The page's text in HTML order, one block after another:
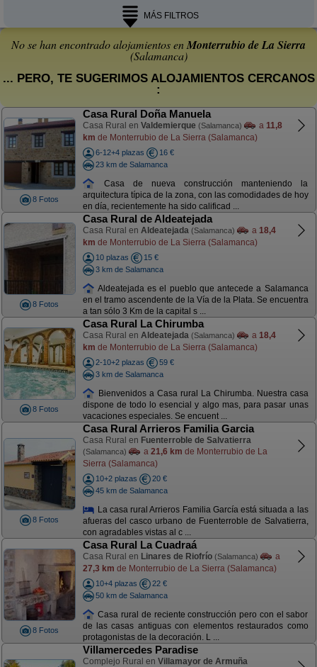
MÁS FILTROS
No se han encontrado alojamientos enMonterrubio de La Sierra
(Salamanca)
... PERO, TE SUGERIMOS ALOJAMIENTOS CERCANOS
:
8 Fotos
Casa Rural Doña Manuela
Casa Rural en Valdemierque (Salamanca) a 11,8
km de Monterrubio de La Sierra (Salamanca)
6-12+4 plazas
16 €
23 km de Salamanca
Casa de nueva construcción manteniendo la
arquitectura típica de la zona, con las comodidades de hoy
en día, recientemente ha sido calificad ...
8 Fotos
Casa Rural de Aldeatejada
Casa Rural en Aldeatejada (Salamanca) a 18,4
km de Monterrubio de La Sierra (Salamanca)
10 plazas
15 €
3 km de Salamanca
Aldeatejada es el pueblo que antecede a Salamanca
en el tramo ascendente de la Vía de la Plata. Se encuentra
a tan sólo 3 Km de la capital s ...
8 Fotos
Casa Rural La Chirumba
Casa Rural en Aldeatejada (Salamanca) a 18,4
km de Monterrubio de La Sierra (Salamanca)
2-10+2 plazas
59 €
3 km de Salamanca
Bienvenidos a Casa rural La Chirumba. Nuestra casa
dispone de todo lo esencial y algo mas, para pasar unas
vacaciones especiales. Se encuent ...
8 Fotos
Casa Rural Arrieros Familia Garcia
Casa Rural en Fuenterroble de Salvatierra
(Salamanca) a 21,6 km de Monterrubio de La
Sierra (Salamanca)
10+2 plazas
20 €
45 km de Salamanca
La casa rural Arrieros Familia García está situada a las
afueras del casco urbano de Fuenterroble de Salvatierra,
con agradables vistas al c ...
8 Fotos
Casa Rural La Cuadraá
Casa Rural en Linares de Riofrío (Salamanca)
a
27,3 km de Monterrubio de La Sierra (Salamanca)
10+4 plazas
22 €
50 km de Salamanca
Casa rural de reciente construcción pero con el sabor
de las casas antiguas con elementos restaurados como
protagonistas de la decoración. L ...
Villamercedes Paradise
Complejo Rural en Villamayor de Armuña